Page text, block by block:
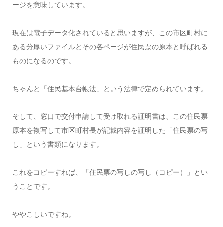
ージを意味しています。
現在は電子データ化されていると思いますが、この市区町村に
ある分厚いファイルとその各ページが住民票の原本と呼ばれる
ものになるのです。
ちゃんと「住民基本台帳法」という法律で定められています。
そして、窓口で交付申請して受け取れる証明書は、この住民票
原本を複写して市区町村長が記載内容を証明した「住民票の写
し」という書類になります。
これをコピーすれば、「住民票の写しの写し（コピー）」とい
うことです。
ややこしいですね。